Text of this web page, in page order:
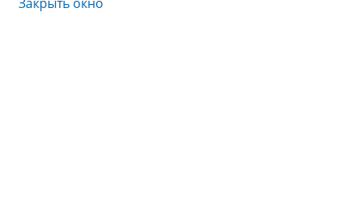
Закрыть окно